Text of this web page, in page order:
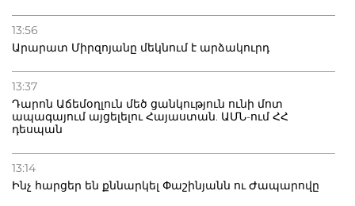
13:56
Արարատ Միրզոյանը մեկնում է արձակուրդ
13:37
Դարոն Աճեմօղլուն մեծ ցանկություն ունի մոտ
ապագայում այցելելու Հայաստան. ԱՄՆ-ում ՀՀ
դեսպան
13:14
Ինչ հարցեր են քննարկել Փաշինյանն ու Ժապարովը